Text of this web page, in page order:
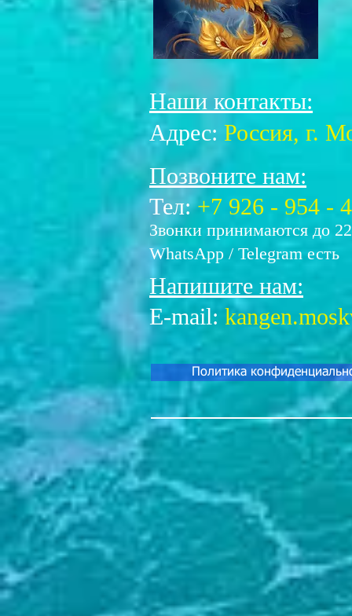
Наши контакты:
Адрес: Россия, г.
Позвоните нам:
Тел:+7 926 - 954 -
Звонки принимаются до 22
WhatsApp / Telegram есть
Напишите нам:
Е-mail:
Политика